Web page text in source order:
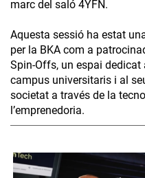
marc del saló 4YFN.
Aquesta sessió ha estat
per la BKA com a
Spin-Offs, un espai
campus universitaris i al
societat a través de la
l’emprenedoria.